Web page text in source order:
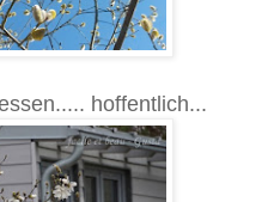
hoffentlich...